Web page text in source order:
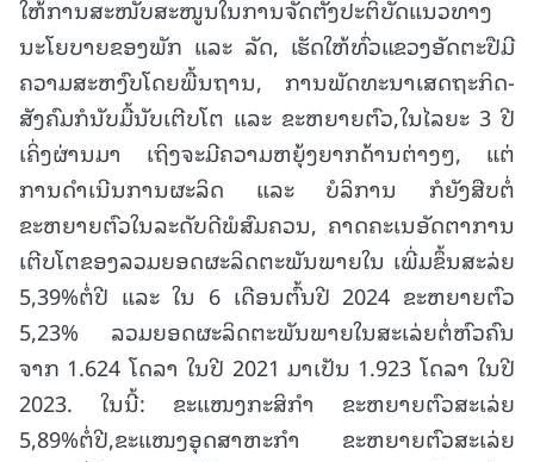
ໃຫ້ການສະໜັບສະໜູນໃນການຈັດຕັ້ງປະຕິບັດແນວທາງ
ນະໂຍບາຍຂອງພັກ ແລະ ລັດ, ເຮັດໃຫ້ທົ່ວແຂວງອັດຕະປືມີ
ຄວາມສະຫງົບໂດຍພື້ນຖານ, ການພັດທະນາເສດຖະກິດ-
ສັງຄົມກໍນັບມື້ນັບເຕີບໂຕ ແລະ ຂະຫຍາຍຕົວ,ໃນໄລຍະ 3 ປີ
ເຄິ່ງຜ່ານມາ ເຖິງຈະມີຄວາມຫຍຸ້ງຍາກດ້ານຕ່າງໆ, ແຕ່
ການດຳເນີນການຜະລິດ ແລະ ບໍລິການ ກໍຍັງສືບຕໍ່
ຂະຫຍາຍຕົວໃນລະດັບດີພໍສົມຄວນ, ຄາດຄະເນອັດຕາການ
ເຕີບໂຕຂອງລວມຍອດຜະລິດຕະພັນພາຍໃນ ເພີ່ມຂຶ້ນສະລ່ຍ
5,39%ຕໍ່ປີ ແລະ ໃນ 6 ເດືອນຕົ້ນປີ 2024 ຂະຫຍາຍຕົວ
5,23% ລວມຍອດຜະລິດຕະພັນພາຍໃນສະເລ່ຍຕໍ່ຫົວຄົນ
ຈາກ 1.624 ໂດລາ ໃນປີ 2021 ມາເປັນ 1.923 ໂດລາ ໃນປີ
2023. ໃນນີ້: ຂະແໜງກະສິກໍາ ຂະຫຍາຍຕົວສະເລ່ຍ
5,89%ຕໍ່ປີ,ຂະແໜງອຸດສາຫະກໍາ ຂະຫຍາຍຕົວສະເລ່ຍ